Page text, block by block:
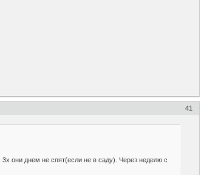
41
они днем не спят(если не в саду). Через неделю с